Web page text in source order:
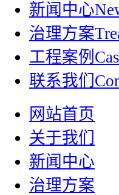
新闻中心
治理方案
工程案例
联系我们
网站首页
关于我们
新闻中心
治理方案